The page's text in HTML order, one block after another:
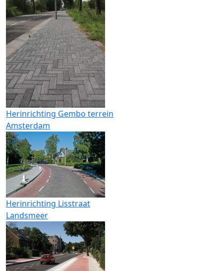
Herinrichting Gembo terrein
Amsterdam
Herinrichting Lisstraat
Landsmeer